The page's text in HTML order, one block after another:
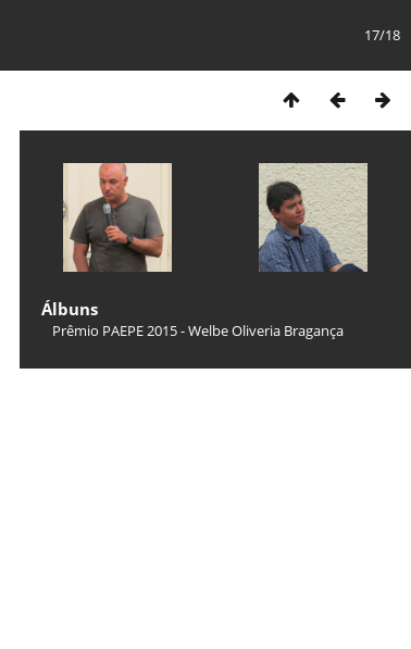
17/18
Álbuns
Prêmio PAEPE 2015 - Welbe Oliveria Bragança